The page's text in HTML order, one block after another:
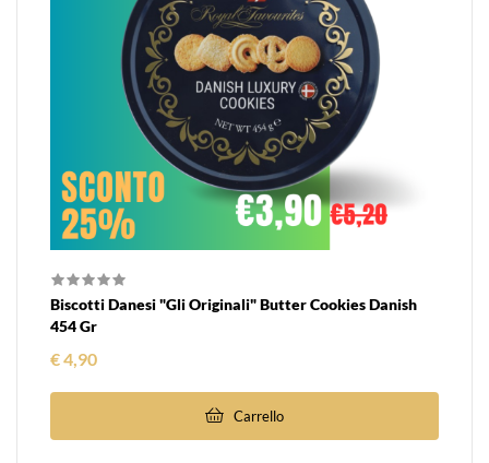
Biscotti Danesi "Gli Originali" Butter Cookies Danish
454 Gr
Prezzo
€ 4,90
Carrello